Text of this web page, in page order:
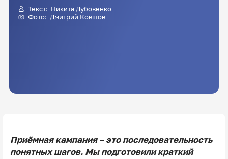
Текст: Никита Дубовенко
Фото: Дмитрий Ковшов
Приёмная кампания – это последовательность
понятных шагов. Мы подготовили краткий